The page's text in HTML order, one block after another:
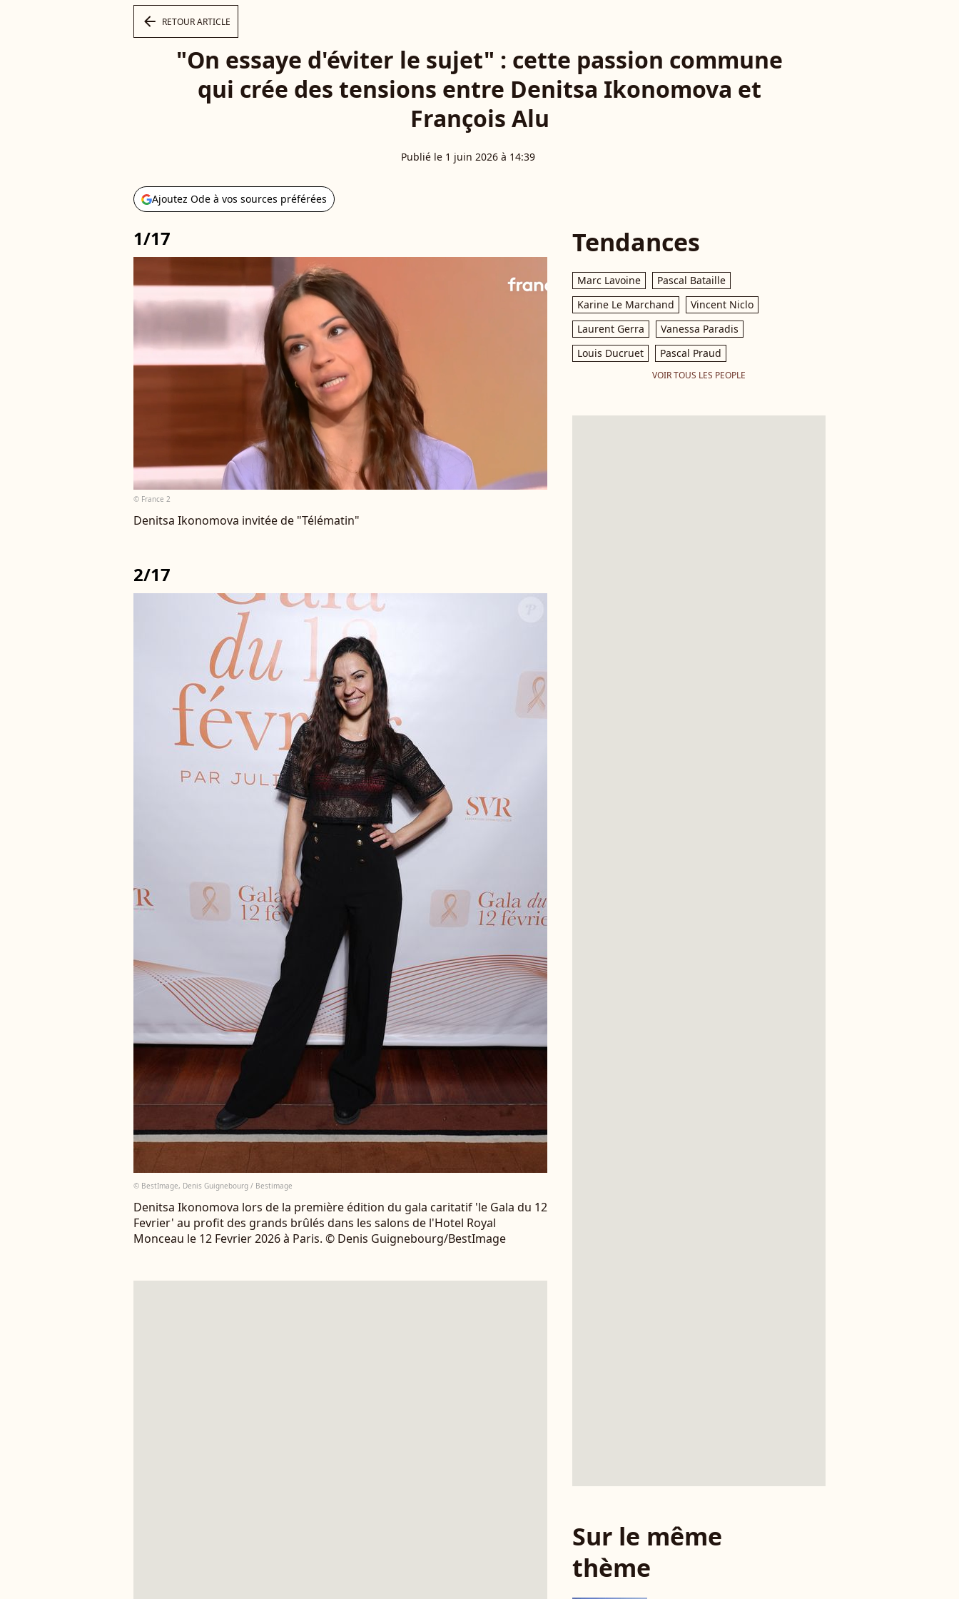
arrow_left RETOUR ARTICLE
"On essaye d'éviter le sujet" : cette passion commune
qui crée des tensions entre Denitsa Ikonomova et
François Alu
Publié le 1 juin 2026 à 14:39
Ajoutez Ode à vos sources préférées
1/17
© France 2
Denitsa Ikonomova invitée de "Télématin"
2/17
© BestImage, Denis Guignebourg / Bestimage
Denitsa Ikonomova lors de la première édition du gala caritatif 'le Gala du 12
Fevrier' au profit des grands brûlés dans les salons de l'Hotel Royal
Monceau le 12 Fevrier 2026 à Paris. © Denis Guignebourg/BestImage
Tendances
Marc Lavoine
Pascal Bataille
Karine Le Marchand
Vincent Niclo
Laurent Gerra
Vanessa Paradis
Louis Ducruet
Pascal Praud
VOIR TOUS LES PEOPLE
Sur le même
thème